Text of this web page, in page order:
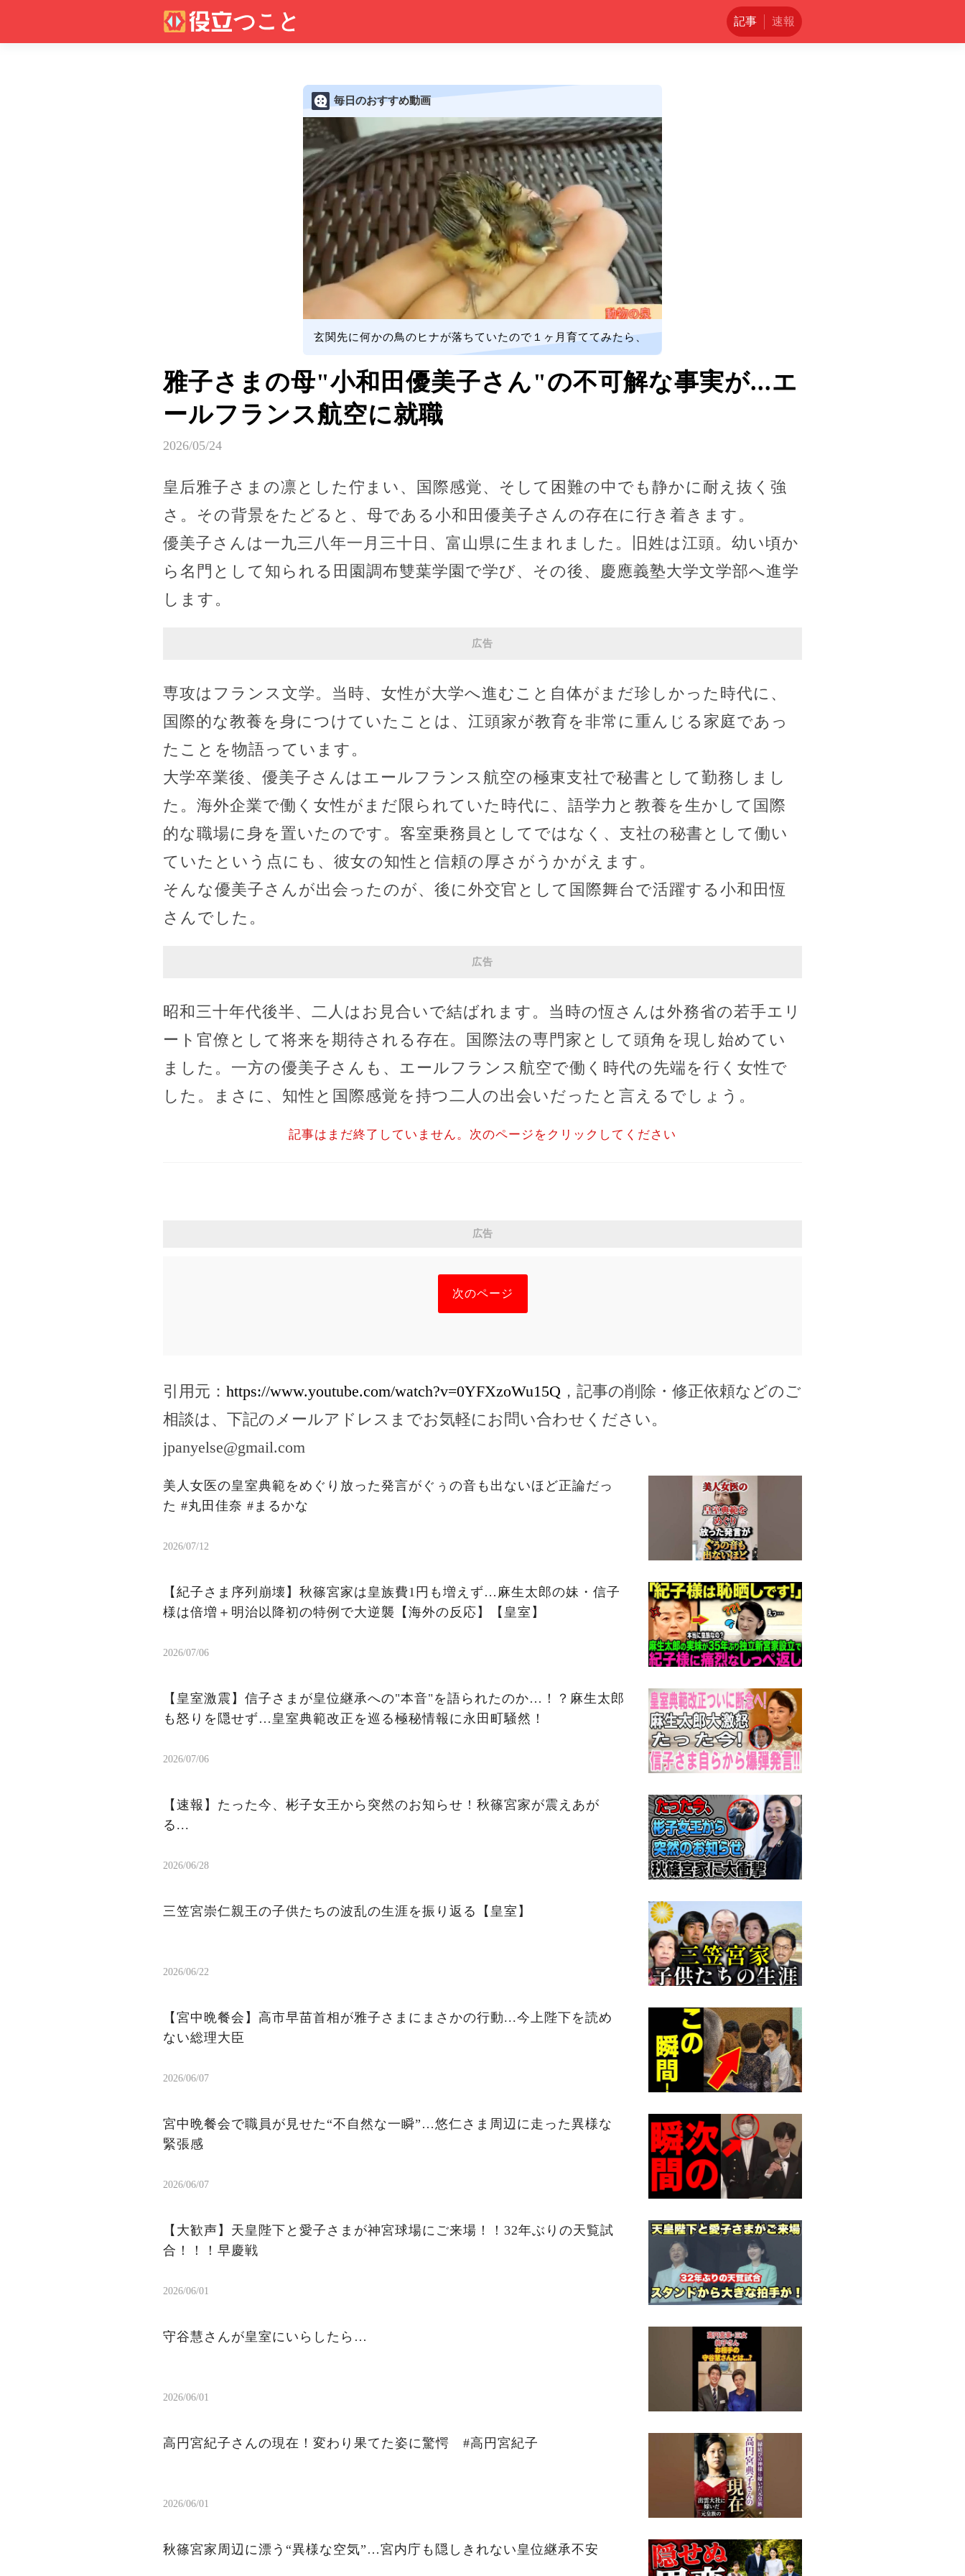
記事 速報
毎日のおすすめ動画
玄関先に何かの鳥のヒナが落ちていたので１ヶ月育ててみたら、
雅子さまの母"小和田優美子さん"の不可解な事実が...エ
ールフランス航空に就職
2026/05/24
皇后雅子さまの凛とした佇まい、国際感覚、そして困難の中でも静かに耐え抜く強
さ。その背景をたどると、母である小和田優美子さんの存在に行き着きます。
優美子さんは一九三八年一月三十日、富山県に生まれました。旧姓は江頭。幼い頃か
ら名門として知られる田園調布雙葉学園で学び、その後、慶應義塾大学文学部へ進学
します。
広告
専攻はフランス文学。当時、女性が大学へ進むこと自体がまだ珍しかった時代に、
国際的な教養を身につけていたことは、江頭家が教育を非常に重んじる家庭であっ
たことを物語っています。
大学卒業後、優美子さんはエールフランス航空の極東支社で秘書として勤務しまし
た。海外企業で働く女性がまだ限られていた時代に、語学力と教養を生かして国際
的な職場に身を置いたのです。客室乗務員としてではなく、支社の秘書として働い
ていたという点にも、彼女の知性と信頼の厚さがうかがえます。
そんな優美子さんが出会ったのが、後に外交官として国際舞台で活躍する小和田恆
さんでした。
広告
昭和三十年代後半、二人はお見合いで結ばれます。当時の恆さんは外務省の若手エリ
ート官僚として将来を期待される存在。国際法の専門家として頭角を現し始めてい
ました。一方の優美子さんも、エールフランス航空で働く時代の先端を行く女性で
した。まさに、知性と国際感覚を持つ二人の出会いだったと言えるでしょう。
記事はまだ終了していません。次のページをクリックしてください
広告
次のページ
引用元： https://www.youtube.com/watch?v=0YFXzoWu15Q ，記事の削除・修正依頼などのご
相談は、下記のメールアドレスまでお気軽にお問い合わせください。
jpanyelse@gmail.com
美人女医の皇室典範をめぐり放った発言がぐぅの音も出ないほど正論だっ
た #丸田佳奈 #まるかな
2026/07/12
【紀子さま序列崩壊】秋篠宮家は皇族費1円も増えず…麻生太郎の妹・信子
様は倍増＋明治以降初の特例で大逆襲【海外の反応】【皇室】
2026/07/06
【皇室激震】信子さまが皇位継承への"本音"を語られたのか…！？麻生太郎
も怒りを隠せず…皇室典範改正を巡る極秘情報に永田町騒然！
2026/07/06
【速報】たった今、彬子女王から突然のお知らせ ! 秋篠宮家が震えあが
る...
2026/06/28
三笠宮崇仁親王の子供たちの波乱の生涯を振り返る【皇室】
2026/06/22
【宮中晩餐会】高市早苗首相が雅子さまにまさかの行動...今上陛下を読め
ない総理大臣
2026/06/07
宮中晩餐会で職員が見せた“不自然な一瞬”…悠仁さま周辺に走った異様な
緊張感
2026/06/07
【大歓声】天皇陛下と愛子さまが神宮球場にご来場！！32年ぶりの天覧試
合！！！早慶戦
2026/06/01
守谷慧さんが皇室にいらしたら…
2026/06/01
高円宮紀子さんの現在！変わり果てた姿に驚愕 #高円宮紀子
2026/06/01
秋篠宮家周辺に漂う“異様な空気”…宮内庁も隠しきれない皇位継承不安